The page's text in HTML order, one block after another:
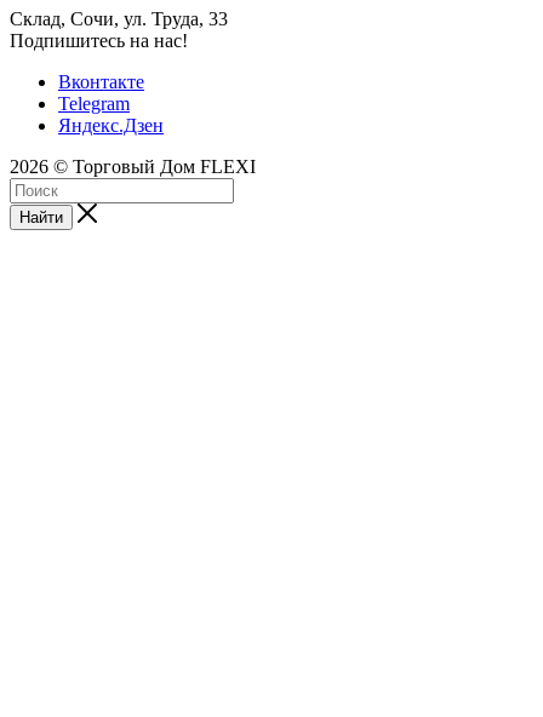
Склад, Сочи, ул. Труда, 33
Подпишитесь на нас!
Вконтакте
Telegram
Яндекс.Дзен
2026 © Торговый Дом FLEXI
Найти